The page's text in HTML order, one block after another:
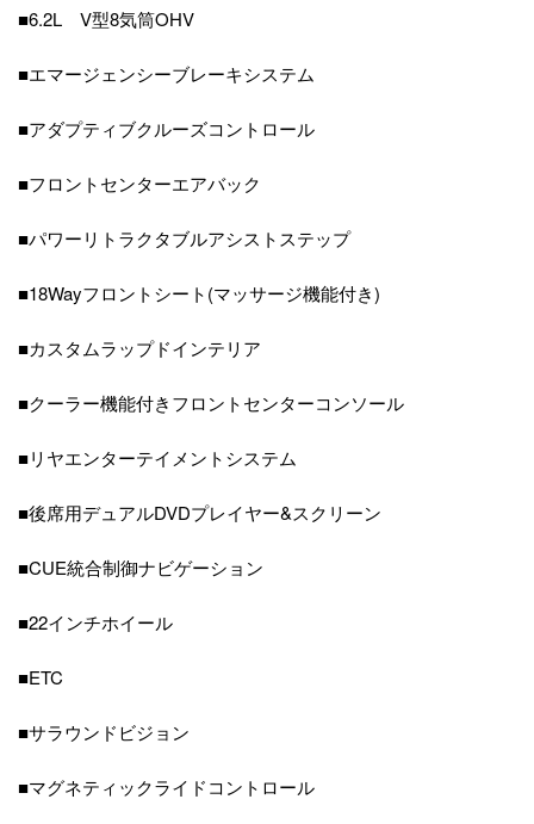
■6.2L V型8気筒OHV
■エマージェンシーブレーキシステム
■アダプティブクルーズコントロール
■フロントセンターエアバック
■パワーリトラクタブルアシストステップ
■18Wayフロントシート(マッサージ機能付き)
■カスタムラップドインテリア
■クーラー機能付きフロントセンターコンソール
■リヤエンターテイメントシステム
■後席用デュアルDVDプレイヤー&スクリーン
■CUE統合制御ナビゲーション
■22インチホイール
■ETC
■サラウンドビジョン
■マグネティックライドコントロール